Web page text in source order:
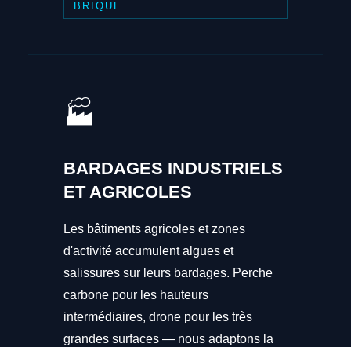
BRIQUE
🏭
BARDAGES INDUSTRIELS
ET AGRICOLES
Les bâtiments agricoles et zones
d'activité accumulent algues et
salissures sur leurs bardages. Perche
carbone pour les hauteurs
intermédiaires, drone pour les très
grandes surfaces — nous adaptons la